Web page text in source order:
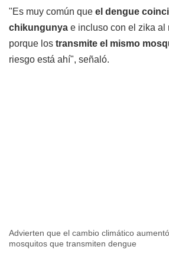
"Es muy común que el dengue
chikungunya e incluso con el zika al
porque los transmite el mismo
riesgo está ahí", señaló.
Advierten que el cambio climático
mosquitos que transmiten dengue